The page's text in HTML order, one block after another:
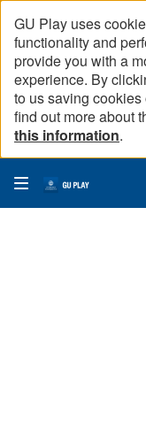
GU Play uses
functionality and
provide you with a
experience. By
to us saving
find out more about
this information.